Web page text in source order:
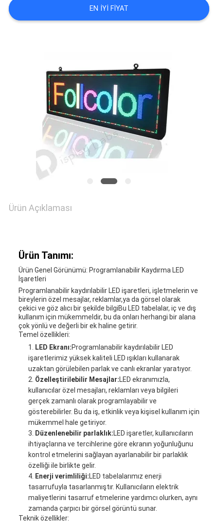
TEKLIF
HARITASI
PRIVACY
POLICY
EN IYI FIYAT
Ürün Açıklaması
Ürün Tanımı:
Ürün Genel Görünümü: Programlanabilir Kaydırma LED
İşaretleri
Programlanabilir kaydırılabilir LED işaretleri, işletmelerin ve
bireylerin özel mesajlar, reklamlar,ya da görsel olarak
çekici ve göz alıcı bir şekilde bilgiBu LED tabelalar, iç ve dış
kullanım için mükemmeldir, bu da onları herhangi bir alana
çok yönlü ve değerli bir ek haline getirir.
Temel özellikleri:
LED Ekranı:Programlanabilir kaydırılabilir LED
işaretlerimiz yüksek kaliteli LED ışıkları kullanarak
uzaktan görülebilen parlak ve canlı ekranlar yaratıyor.
Özelleştirilebilir Mesajlar:LED ekranımızla,
kullanıcılar özel mesajları, reklamları veya bilgileri
gerçek zamanlı olarak programlayabilir ve
gösterebilirler. Bu da iş, etkinlik veya kişisel kullanım için
mükemmel hale getiriyor.
Düzenlenebilir parlaklık:LED işaretler, kullanıcıların
ihtiyaçlarına ve tercihlerine göre ekranın yoğunluğunu
kontrol etmelerini sağlayan ayarlanabilir bir parlaklık
özelliği ile birlikte gelir.
Enerji verimliliği:LED tabelalarımız enerji
tasarrufuyla tasarlanmıştır. Kullanıcıların elektrik
maliyetlerini tasarruf etmelerine yardımcı olurken, aynı
zamanda çarpıcı bir görsel görüntü sunar.
Teknik özellikler: